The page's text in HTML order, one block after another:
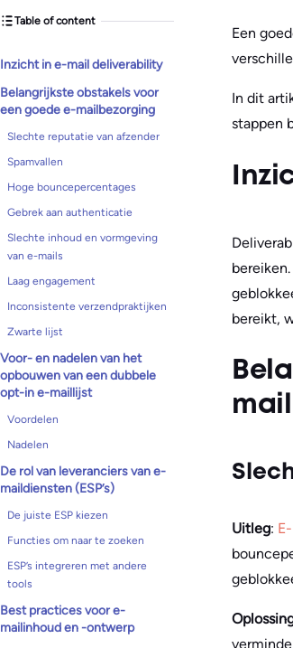
Table of content
Inzicht in e-mail deliverability
Belangrijkste obstakels voor
een goede e-mailbezorging
Slechte reputatie van afzender
Spamvallen
Hoge bouncepercentages
Gebrek aan authenticatie
Slechte inhoud en vormgeving
van e-mails
Laag engagement
Inconsistente verzendpraktijken
Zwarte lijst
Voor- en nadelen van het
opbouwen van een dubbele
opt-in e-maillijst
Voordelen
Nadelen
De rol van leveranciers van e-
maildiensten (ESP’s)
De juiste ESP kiezen
Functies om naar te zoeken
ESP’s integreren met andere
tools
Best practices voor e-
mailinhoud en -ontwerp
Een
In dit
stappen
bereikt,
Uitleg: